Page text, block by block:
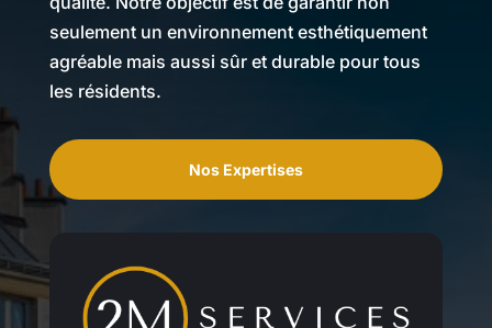
seulement un environnement esthétiquement
agréable mais aussi sûr et durable pour tous
les résidents.
Nos Expertises